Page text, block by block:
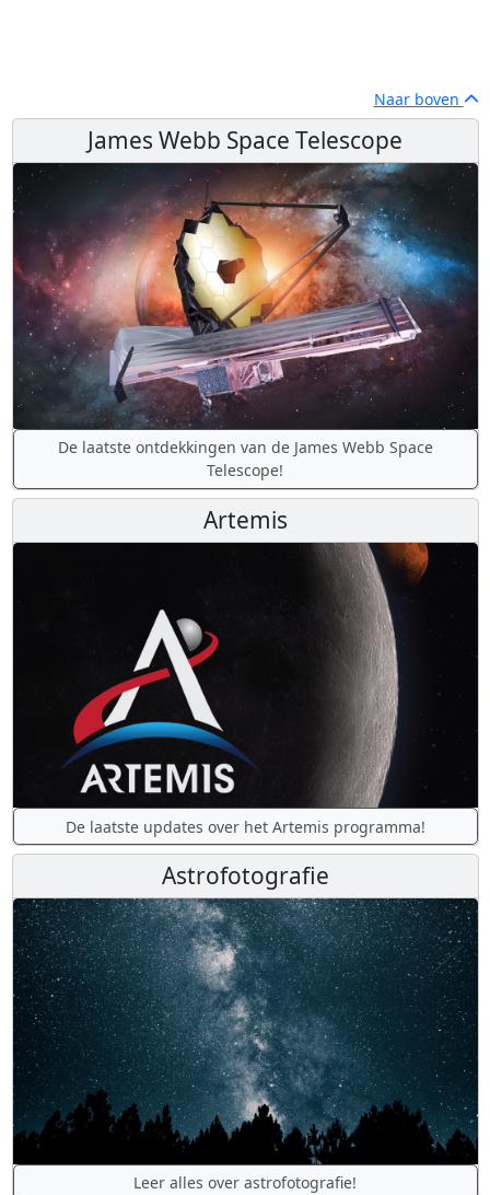
Naar boven
James Webb Space Telescope
De laatste ontdekkingen van de James Webb Space
Telescope!
Artemis
De laatste updates over het Artemis programma!
Astrofotografie
Leer alles over astrofotografie!